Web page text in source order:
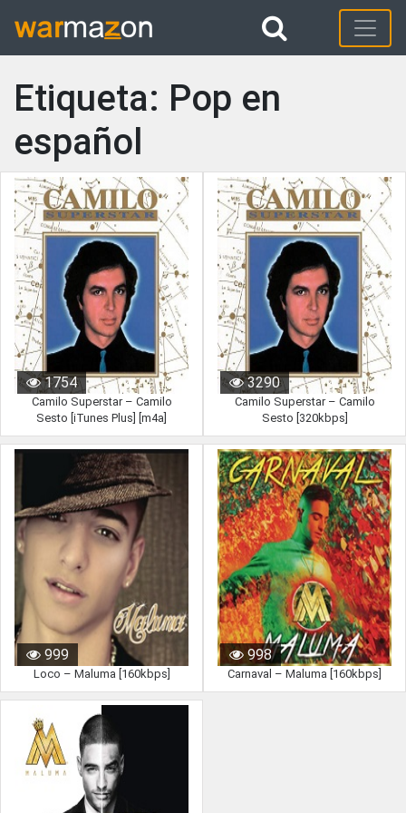
Etiqueta: Pop en
español
1754
Camilo Superstar – Camilo
Sesto [iTunes Plus] [m4a]
3290
Camilo Superstar – Camilo
Sesto [320kbps]
999
Loco – Maluma [160kbps]
998
Carnaval – Maluma [160kbps]